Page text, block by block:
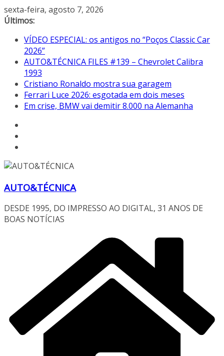
Pular
para
conteúdo
sexta-feira, agosto 7, 2026
Últimos:
VÍDEO ESPECIAL: os antigos no “Poços Classic Car
2026”
AUTO&TÉCNICA FILES #139 – Chevrolet Calibra
1993
Cristiano Ronaldo mostra sua garagem
Ferrari Luce 2026: esgotada em dois meses
Em crise, BMW vai demitir 8.000 na Alemanha
AUTO&TÉCNICA
DESDE 1995, DO IMPRESSO AO DIGITAL, 31 ANOS DE
BOAS NOTÍCIAS